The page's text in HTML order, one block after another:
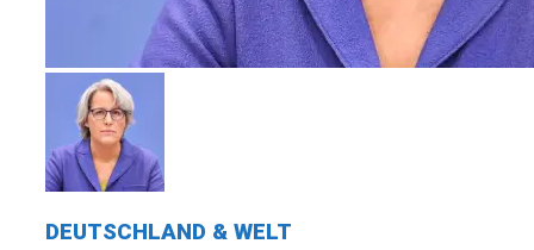
DEUTSCHLAND & WELT